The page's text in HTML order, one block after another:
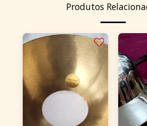
Produtos